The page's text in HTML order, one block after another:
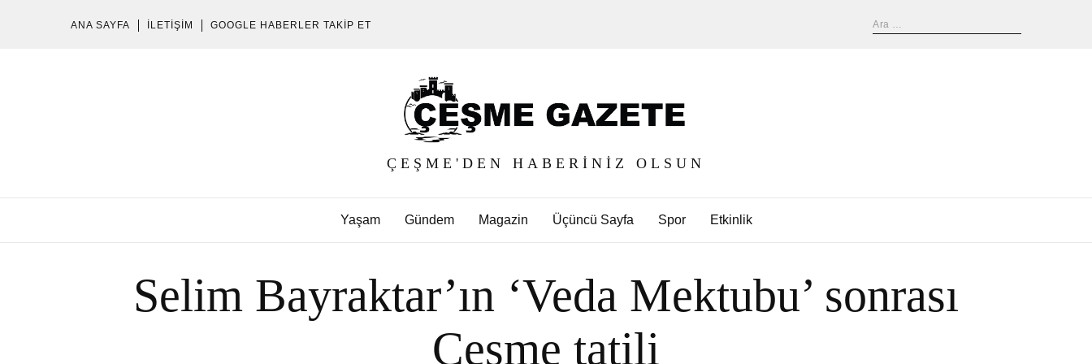
ANA SAYFA İLETIŞIM GOOGLE HABERLER TAKIP ET
ÇEŞME'DEN HABERINIZ OLSUN
Yaşam Gündem Magazin Üçüncü Sayfa Spor Etkinlik
Selim Bayraktar’ın ‘Veda Mektubu’ sonrası
Çeşme tatili